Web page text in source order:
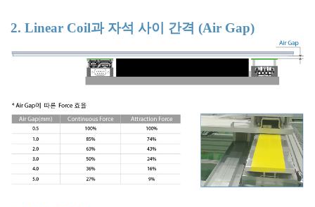
2. Linear Coil과 자석 사이 간격 (Air Gap)